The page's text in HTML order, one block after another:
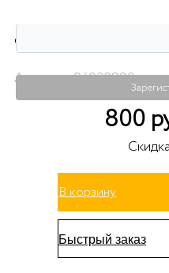
94030890 Подвеска (Ag
Артикул: 94030890
800
В корзину
Быстрый заказ